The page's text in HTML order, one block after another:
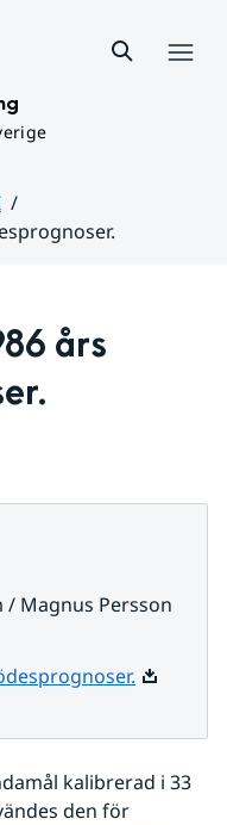
års
Magnus Persson
Pdf, 5.9
kalibrerad i 33
den för